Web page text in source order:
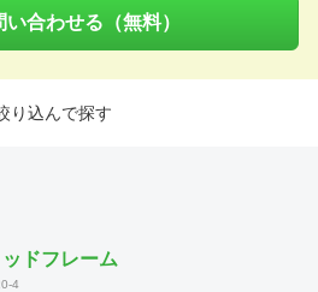
い合わせる（無料）
り込んで探す
ドフレーム
4